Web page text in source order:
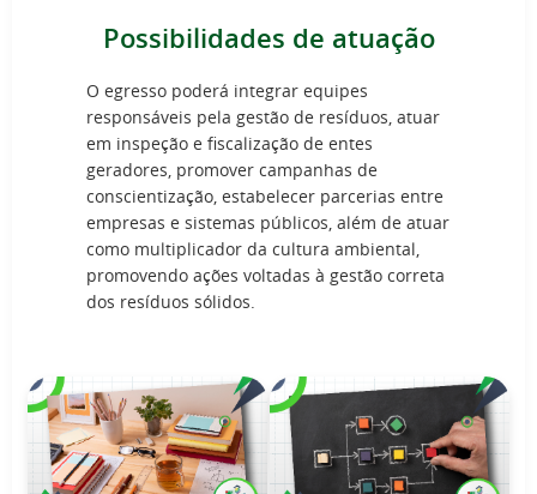
Possibilidades de atuação
O egresso poderá integrar equipes
responsáveis pela gestão de resíduos, atuar
em inspeção e fiscalização de entes
geradores, promover campanhas de
conscientização, estabelecer parcerias entre
empresas e sistemas públicos, além de atuar
como multiplicador da cultura ambiental,
promovendo ações voltadas à gestão correta
dos resíduos sólidos.